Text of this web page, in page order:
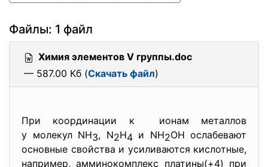
Файлы: 1 файл
Химия элементов V группы.doc
— 587.00 Кб (Скачать файл)
При координации к ионам металлов
у молекул NH3, N2H4 и NH2OH ослабевают
основные свойства и усиливаются кислотные,
например, амминокомплекс платины(+4) при